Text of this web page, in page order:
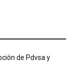
de Pdvsa y